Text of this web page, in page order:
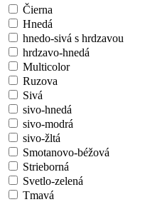
Čierna
Hnedá
hnedo-sivá s hrdzavou
hrdzavo-hnedá
Multicolor
Ruzova
Sivá
sivo-hnedá
sivo-modrá
sivo-žltá
Smotanovo-béžová
Strieborná
Svetlo-zelená
Tmavá